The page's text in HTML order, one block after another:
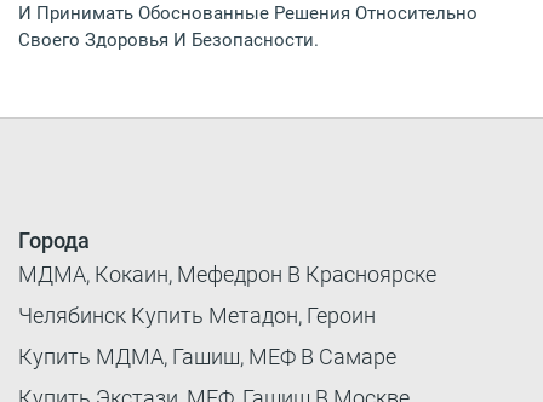
И Принимать Обоснованные Решения Относительно
Своего Здоровья И Безопасности.
Города
МДМА, Кокаин, Мефедрон В Красноярске
Челябинск Купить Метадон, Героин
Купить МДМА, Гашиш, МЕФ В Самаре